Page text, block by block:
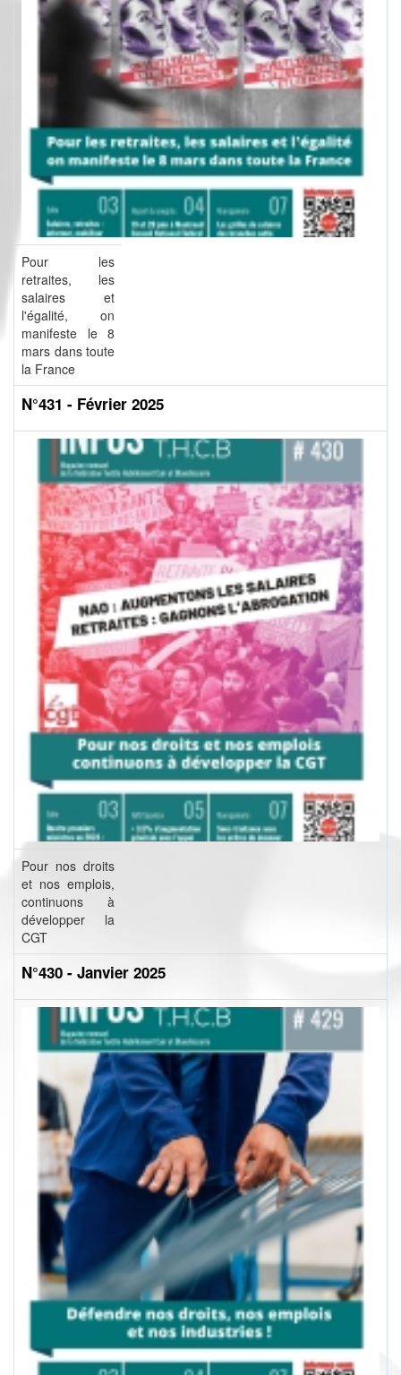
Pour les
retraites, les
salaires et
l'égalité, on
manifeste le 8
mars dans toute
la France
N°431 - Février 2025
Pour nos droits
et nos emplois,
continuons à
développer la
CGT
N°430 - Janvier 2025